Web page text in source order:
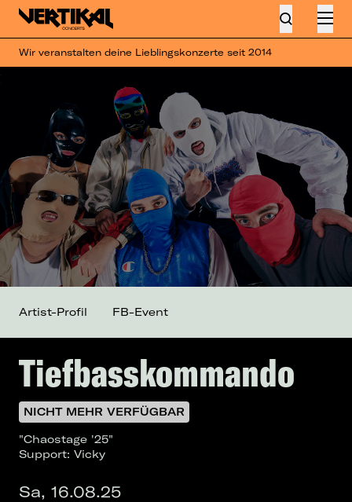
Wir veranstalten deine Lieblingskonzerte seit 2014
Tiefbasskommando
NICHT MEHR VERFÜGBAR
"Chaostage '25"
Support: Vicky
Sa, 16.08.25
Artist-Profil FB-Event